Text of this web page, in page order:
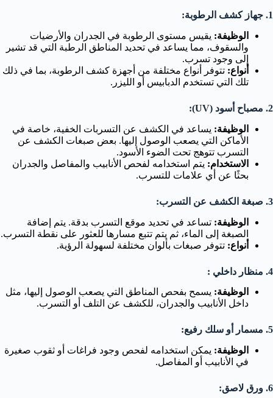
1. جهاز كشف الرطوبة:
الوظيفة: يقيس مستوى الرطوبة في الجدران والأرضيات
والسقوف، مما يساعد في تحديد المناطق الرطبة التي قد تشير
إلى وجود تسرب.
أنواع: تتوفر أنواع مختلفة من أجهزة كشف الرطوبة، بما في ذلك
تلك التي تستخدم الدبابيس أو الليزر.
2. مصباح أسود (UV):
الوظيفة: يساعد في الكشف عن التسربات الخفية، خاصة في
الأماكن التي يصعب الوصول إليها. بعض صبغات الكشف عن
التسرب تتوهج تحت الضوء الأسود.
الاستخدام: يتم استخدامه لفحص الأنابيب والمفاصل والجدران
بحثًا عن أي علامات للتسرب.
3. صبغة الكشف عن التسرب:
الوظيفة: تساعد في تحديد موقع التسرب بدقة. يتم إضافة
الصبغة إلى الماء، ثم يتم تتبع مسارها للعثور على نقطة التسرب.
أنواع: تتوفر صبغات بألوان مختلفة لسهولة الرؤية.
4. منظار داخلي :
الوظيفة: يسمح بفحص المناطق التي يصعب الوصول إليها، مثل
داخل الأنابيب والجدران، للكشف عن التلف أو التسرب.
5. مسمار أو سلك رفيع:
الوظيفة: يمكن استخدامه لفحص وجود فراغات أو ثقوب صغيرة
في الأنابيب أو المفاصل.
6. ورق لاصق: